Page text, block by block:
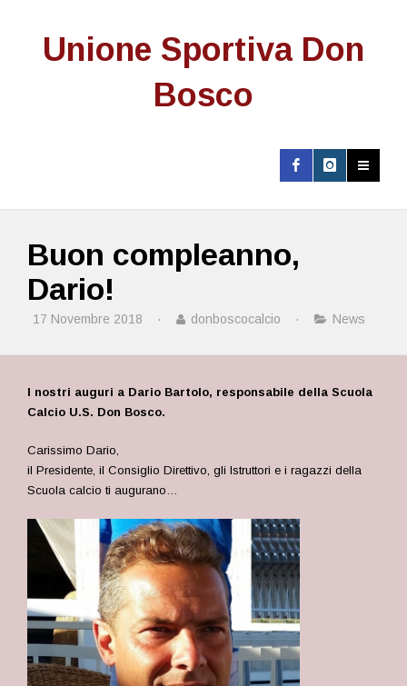
Unione Sportiva Don
Bosco
Buon compleanno,
Dario!
17 Novembre 2018 · donboscocalcio · News
I nostri auguri a Dario Bartolo, responsabile della Scuola
Calcio U.S. Don Bosco.
Carissimo Dario,
il Presidente, il Consiglio Direttivo, gli Istruttori e i ragazzi della
Scuola calcio ti augurano…